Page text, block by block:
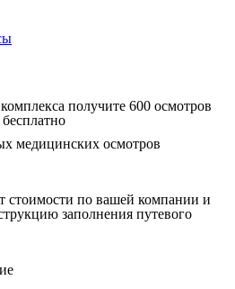
получите 600 осмотров
бесплатно
медицинских осмотров
стоимости по вашей компании и
заполнения путевого